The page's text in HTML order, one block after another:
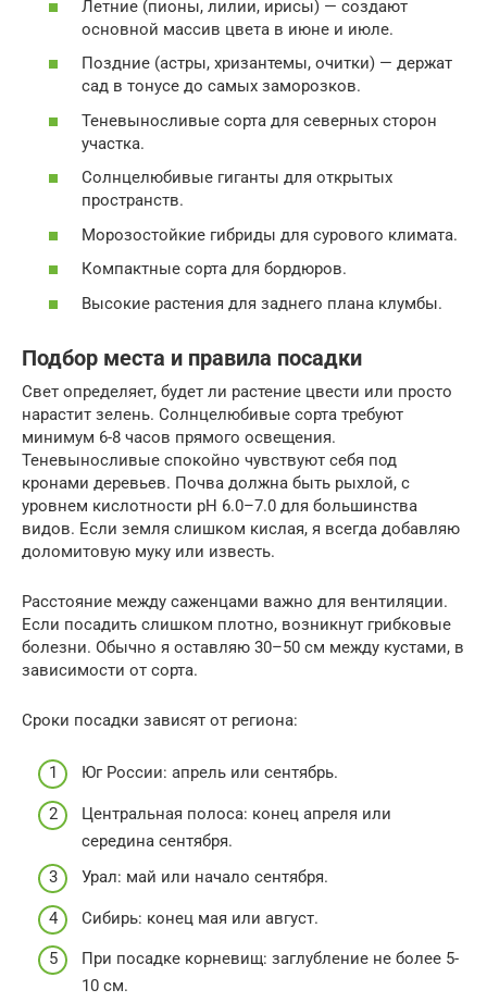
Летние (пионы, лилии, ирисы) — создают
основной массив цвета в июне и июле.
Поздние (астры, хризантемы, очитки) — держат
сад в тонусе до самых заморозков.
Теневыносливые сорта для северных сторон
участка.
Солнцелюбивые гиганты для открытых
пространств.
Морозостойкие гибриды для сурового климата.
Компактные сорта для бордюров.
Высокие растения для заднего плана клумбы.
Подбор места и правила посадки
Свет определяет, будет ли растение цвести или просто
нарастит зелень. Солнцелюбивые сорта требуют
минимум 6-8 часов прямого освещения.
Теневыносливые спокойно чувствуют себя под
кронами деревьев. Почва должна быть рыхлой, с
уровнем кислотности pH 6.0–7.0 для большинства
видов. Если земля слишком кислая, я всегда добавляю
доломитовую муку или известь.
Расстояние между саженцами важно для вентиляции.
Если посадить слишком плотно, возникнут грибковые
болезни. Обычно я оставляю 30–50 см между кустами, в
зависимости от сорта.
Сроки посадки зависят от региона:
Юг России: апрель или сентябрь.
Центральная полоса: конец апреля или
середина сентября.
Урал: май или начало сентября.
Сибирь: конец мая или август.
При посадке корневищ: заглубление не более 5-
10 см.